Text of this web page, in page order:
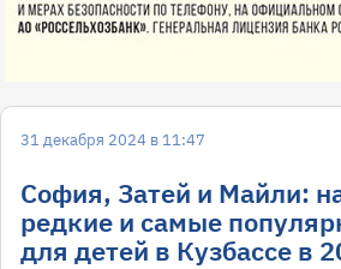
31 декабря 2024 в 11:47
София, Затей и Майли:
редкие и самые
для детей в Кузбассе в